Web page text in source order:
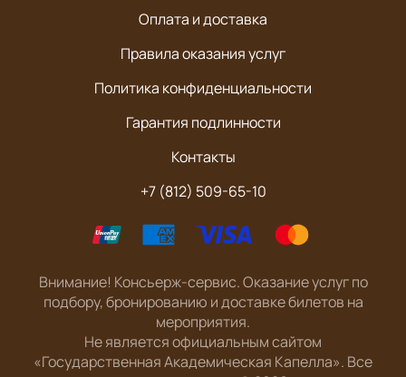
Оплата и доставка
Правила оказания услуг
Политика конфиденциальности
Гарантия подлинности
Контакты
+7 (812) 509-65-10
Внимание! Консьерж-сервис. Оказание услуг по
подбору, бронированию и доставке билетов на
мероприятия.
Не является официальным сайтом
«Государственная Академическая Капелла». Все